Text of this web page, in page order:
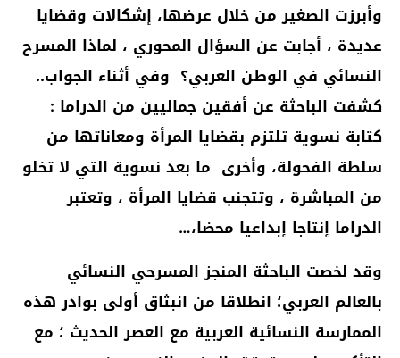
وأبرزت الصغير من خلال عرضها، إشكالات وقضايا
عديدة ، أجابت عن السؤال المحوري ، لماذا المسرح
النسائي في الوطن العربي؟ وفي أثناء الجواب..
كشفت الباحثة عن أفقين جماليين من الدراما :
كتابة نسوية تلتزم بقضايا المرأة ومعاناتها من
سلطة الفحولة، وأخرى ما بعد نسوية التي لا تخلو
من المباشرة ، وتتجنب قضايا المرأة ، وتعتبر
الدراما إنتاجا إبداعيا محضا،…
وقد لخصت الباحثة المنجز المسرحي النسائي
بالعالم العربي؛ انطلاقا من انبثاق أولى بوادر هذه
الممارسة النسائية العربية مع العصر الحديث ؛ مع